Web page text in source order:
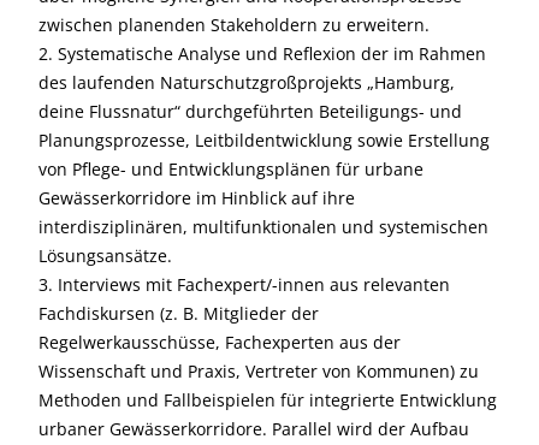
zwischen planenden Stakeholdern zu erweitern.
2. Systematische Analyse und Reflexion der im Rahmen
des laufenden Naturschutzgroßprojekts „Hamburg,
deine Flussnatur“ durchgeführten Beteiligungs- und
Planungsprozesse, Leitbildentwicklung sowie Erstellung
von Pflege- und Entwicklungsplänen für urbane
Gewässerkorridore im Hinblick auf ihre
interdisziplinären, multifunktionalen und systemischen
Lösungsansätze.
3. Interviews mit Fachexpert/-innen aus relevanten
Fachdiskursen (z. B. Mitglieder der
Regelwerkausschüsse, Fachexperten aus der
Wissenschaft und Praxis, Vertreter von Kommunen) zu
Methoden und Fallbeispielen für integrierte Entwicklung
urbaner Gewässerkorridore. Parallel wird der Aufbau